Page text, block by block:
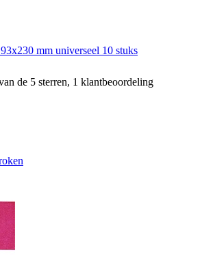
mm universeel 10 stuks
de 5 sterren, 1 klantbeoordeling